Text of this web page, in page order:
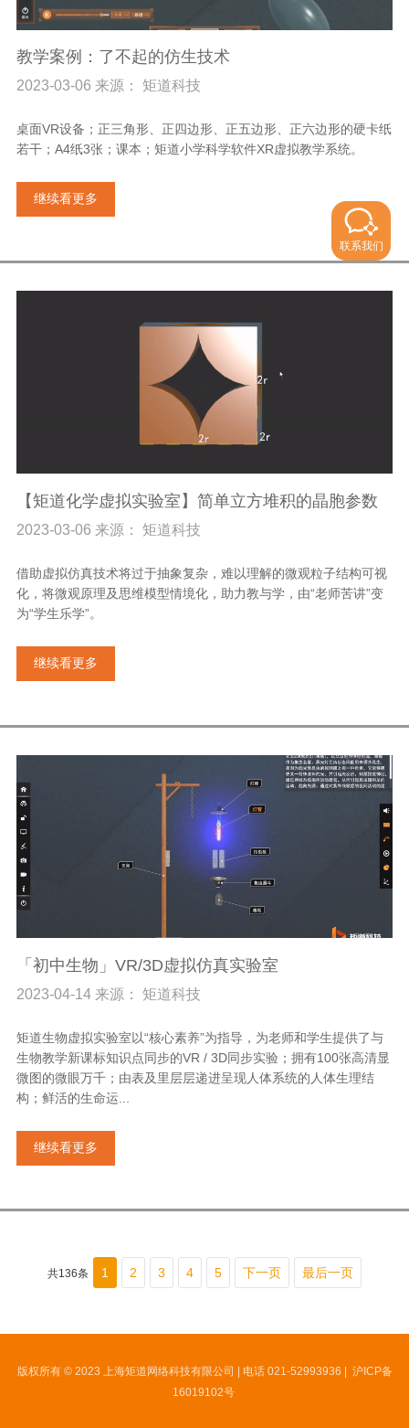
教学案例：了不起的仿生技术
2023-03-06 来源： 矩道科技
桌面VR设备；正三角形、正四边形、正五边形、正六边形的硬卡纸
若干；A4纸3张；课本；矩道小学科学软件XR虚拟教学系统。
继续看更多
【矩道化学虚拟实验室】简单立方堆积的晶胞参数
2023-03-06 来源： 矩道科技
借助虚拟仿真技术将过于抽象复杂，难以理解的微观粒子结构可视
化，将微观原理及思维模型情境化，助力教与学，由“老师苦讲”变
为“学生乐学”。
继续看更多
「初中生物」VR/3D虚拟仿真实验室
2023-04-14 来源： 矩道科技
矩道生物虚拟实验室以“核心素养”为指导，为老师和学生提供了与
生物教学新课标知识点同步的VR / 3D同步实验；拥有100张高清显
微图的微眼万千；由表及里层层递进呈现人体系统的人体生理结
构；鲜活的生命运...
继续看更多
共136条 1 2 3 4 5 下一页 最后一页
版权所有 © 2023 上海矩道网络科技有限公司 | 电话 021-52993936 |
沪ICP备
16019102号
联系我们